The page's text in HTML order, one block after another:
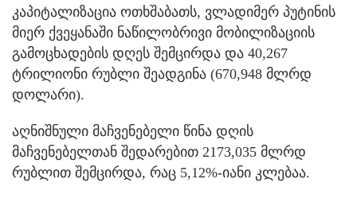
კაპიტალიზაცია ოთხშაბათს, ვლადიმერ პუტინის
მიერ ქვეყანაში ნაწილობრივი მობილიზაციის
გამოცხადების დღეს შემცირდა და 40,267
ტრილიონი რუბლი შეადგინა (670,948 მლრდ
დოლარი).
აღნიშნული მაჩვენებელი წინა დღის
მაჩვენებელთან შედარებით 2173,035 მლრდ
რუბლით შემცირდა, რაც 5,12%-იანი კლებაა.